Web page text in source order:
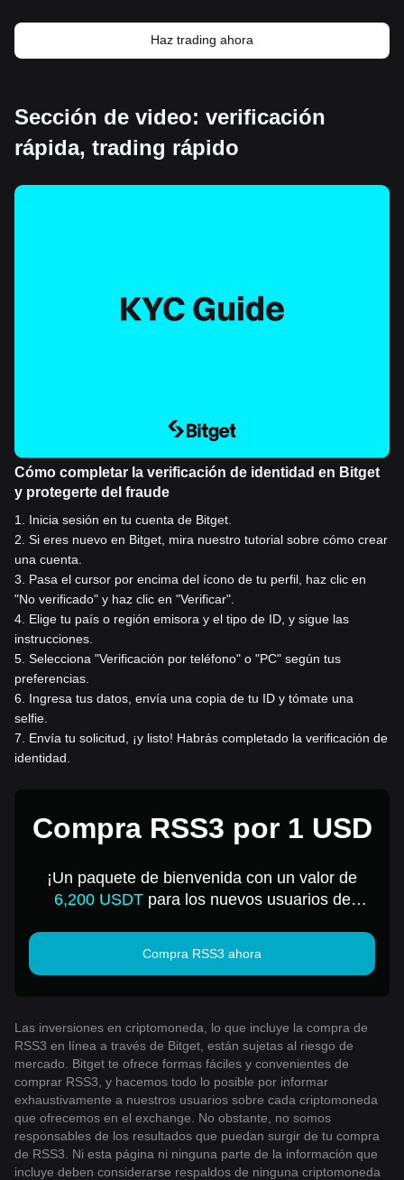
Haz trading ahora
Sección de video: verificación
rápida, trading rápido
Cómo completar la verificación de identidad en Bitget
y protegerte del fraude
1
Inicia sesión en tu cuenta de Bitget.
2 Si eres nuevo en Bitget, mira nuestro tutorial sobre cómo crear
una cuenta.
3
Pasa el cursor por encima del ícono de tu perfil, haz clic en
"No verificado" y haz clic en "Verificar".
4 Elige tu país o región emisora y el tipo de ID, y sigue las
instrucciones.
5 Selecciona "Verificación por teléfono" o "PC" según tus
preferencias.
6
Ingresa tus datos, envía una copia de tu ID y tómate una
selfie.
7
Envía tu solicitud, ¡y listo! Habrás completado la verificación de
identidad.
Compra RSS3 por 1 USD
¡Un paquete de bienvenida con un valor de
6,200 USDTpara los nuevos usuarios de
Compra RSS3 ahora
Las inversiones en criptomoneda, lo que incluye la compra de
RSS3 en línea a través de Bitget, están sujetas al riesgo de
mercado. Bitget te ofrece formas fáciles y convenientes de
comprar RSS3, y hacemos todo lo posible por informar
exhaustivamente a nuestros usuarios sobre cada criptomoneda
que ofrecemos en el exchange. No obstante, no somos
responsables de los resultados que puedan surgir de tu compra
de RSS3. Ni esta página ni ninguna parte de la información que
incluye deben considerarse respaldos de ninguna criptomoneda